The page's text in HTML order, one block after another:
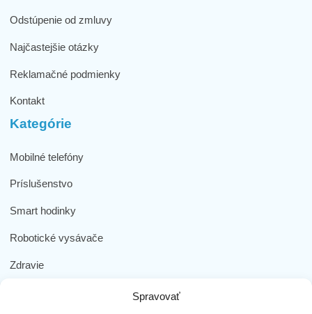
Spravovať
Odstúpenie od zmluvy
Najčastejšie otázky
Reklamačné podmienky
Kontakt
Kategórie
Mobilné telefóny
Príslušenstvo
Smart hodinky
Robotické vysávače
Zdravie